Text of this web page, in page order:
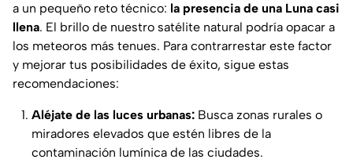
a un pequeño reto técnico: la presencia de una Luna casi
llena. El brillo de nuestro satélite natural podría opacar a
los meteoros más tenues. Para contrarrestar este factor
y mejorar tus posibilidades de éxito, sigue estas
recomendaciones:
Aléjate de las luces urbanas: Busca zonas rurales o
miradores elevados que estén libres de la
contaminación lumínica de las ciudades.